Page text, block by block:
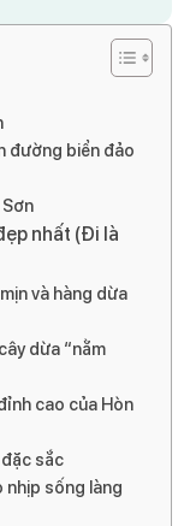
đường biển đảo
nhất (Đi là
và hàng dừa
dừa “nằm
cao của Hòn
đặc sắc
nhịp sống làng